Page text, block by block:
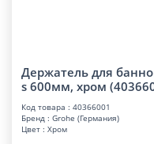
Держатель для
s 600мм, хром
Код товара : 40366001
Бренд : Grohe (Германия)
Цвет : Хром